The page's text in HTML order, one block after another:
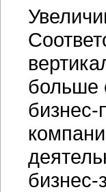
больше
бизнес-
бизнес-